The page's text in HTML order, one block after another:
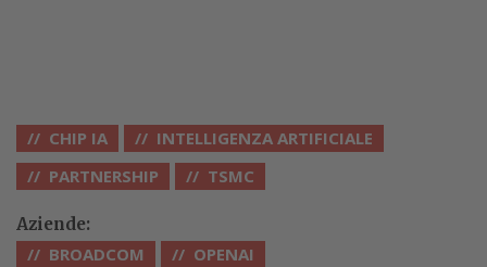
CHIP IA
INTELLIGENZA ARTIFICIALE
PARTNERSHIP
TSMC
Aziende:
BROADCOM OPENAI